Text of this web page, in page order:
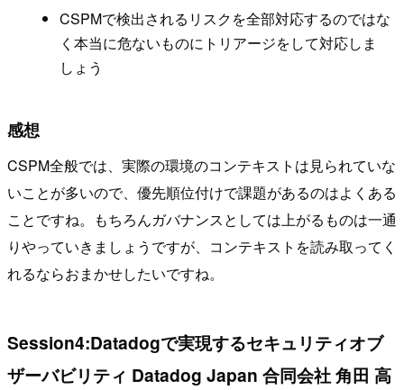
CSPMで検出されるリスクを全部対応するのではな
く本当に危ないものにトリアージをして対応しま
しょう
感想
CSPM全般では、実際の環境のコンテキストは見られていな
いことが多いので、優先順位付けで課題があるのはよくある
ことですね。もちろんガバナンスとしては上がるものは一通
りやっていきましょうですが、コンテキストを読み取ってく
れるならおまかせしたいですね。
Session4:Datadogで実現するセキュリティオブ
ザーバビリティ Datadog Japan 合同会社 角田 高